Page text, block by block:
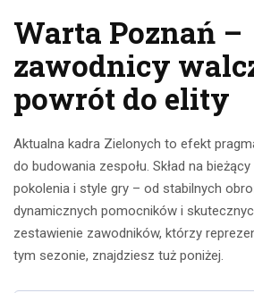
Warta Poznań –
zawodnicy
powrót do elity
Aktualna kadra Zielonych to efekt
do budowania zespołu. Skład na
pokolenia i style gry – od stabilnych
dynamicznych pomocników i
zestawienie zawodników, którzy
tym sezonie, znajdziesz tuż poniżej.